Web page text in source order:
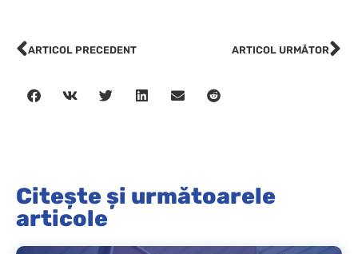
ARTICOL PRECEDENT ARTICOL URMĂTOR
Citește și următoarele
articole